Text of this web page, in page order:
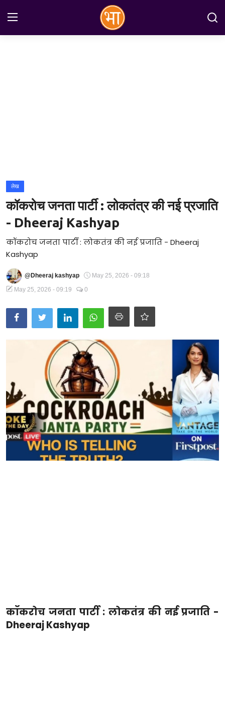
जानकारियाँ
मनोरंजन
Technology
RSS-संघ
लेख
कॉकरोच जनता पार्टी : लोकतंत्र की नई प्रजाति
- Dheeraj Kashyap
कॉकरोच जनता पार्टी : लोकतंत्र की नई प्रजाति - Dheeraj
Kashyap
@Dheeraj kashyap
May 25, 2026 - 09:18
May 25, 2026 - 09:19
0
कॉकरोच जनता पार्टी : लोकतंत्र की नई प्रजाति -
Dheeraj Kashyap